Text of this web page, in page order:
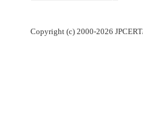
Copyright (c) 2000-2026